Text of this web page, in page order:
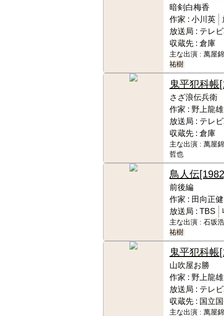
暗剣白梅香
作家 : 小川英
放送局 : テレ
収蔵先 : 倉庫
主な出演 : 萬屋
祐樹
鬼平犯科帳
さざ浪伝兵衛
作家 : 野上龍雄
放送局 : テレ
収蔵先 : 倉庫
主な出演 : 萬屋
哲也
鳥人伝
前後編
作家 : 田向正健
放送局 : TBS
主な出演 : 石坂
祐樹
鬼平犯科帳
山吹屋お勝
作家 : 野上龍雄
放送局 : テレ
収蔵先 : 国立
主な出演 : 萬屋